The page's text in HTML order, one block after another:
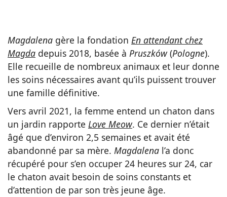
Magdalena gère la fondation En attendant chez
Magda depuis 2018, basée à Pruszków(Pologne).
Elle recueille de nombreux animaux et leur donne
les soins nécessaires avant qu’ils puissent trouver
une famille définitive.
Vers avril 2021, la femme entend un chaton dans
un jardin rapporte Love Meow. Ce dernier n’était
âgé que d’environ 2,5 semaines et avait été
abandonné par sa mère. Magdalena l’a donc
récupéré pour s’en occuper 24 heures sur 24, car
le chaton avait besoin de soins constants et
d’attention de par son très jeune âge.